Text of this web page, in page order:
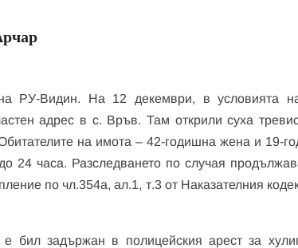
РУ-Видин. На 12 декември, в условията
адрес в с. Връв. Там открили суха
на имота – 42-годишна жена и 19-
24 часа. Разследването по случая
по чл.354а, ал.1, т.3 от Наказателния
бил задържан в полицейския арест за